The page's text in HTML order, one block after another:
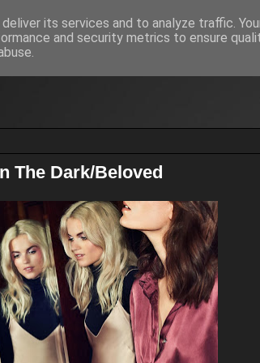
The Dark/Beloved
its services and to analyze traffic.
and security metrics to ensure